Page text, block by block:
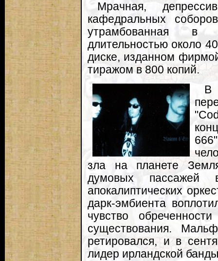
Мрачная,
кафедральных
утрамбованная в
длительностью около
диске, изданном
тиражом в 800 копий.
В
зла на планете
думовых
апокалиптических
дарк-эмбиента
чувство
существования.
ретировался, и в
лидер ирландской